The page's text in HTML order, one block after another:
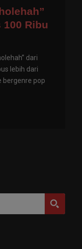
100 Ribu
dari
lebih dari
bergenre pop